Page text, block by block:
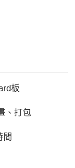
板
、打包
間